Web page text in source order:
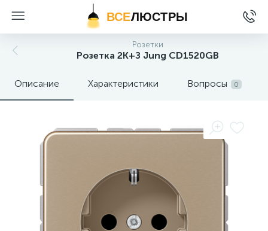
ВСЕЛЮСТРЫ
Розетки
Розетка 2K+З Jung CD1520GB
Описание Характеристики Вопросы 0